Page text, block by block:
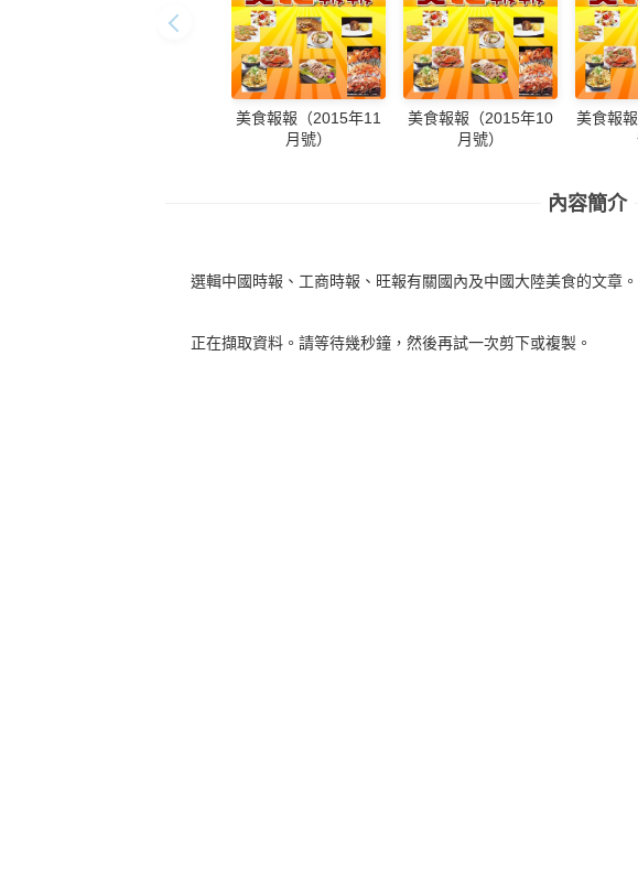
美食報報（2015年11
月號）
美食報報（2015年10
月號）
美食報
內容簡介
選輯中國時報、工商時報、旺報有關國內及中國大陸美食的文章。
正在擷取資料。請等待幾秒鐘，然後再試一次剪下或複製。